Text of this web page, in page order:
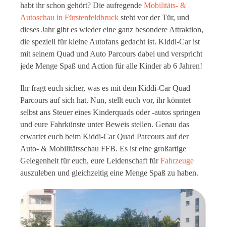
habt ihr schon gehört? Die aufregende Mobilitäts- &
Autoschau in Fürstenfeldbruck steht vor der Tür, und
dieses Jahr gibt es wieder eine ganz besondere Attraktion,
die speziell für kleine Autofans gedacht ist. Kiddi-Car ist
mit seinem Quad und Auto Parcours dabei und verspricht
jede Menge Spaß und Action für alle Kinder ab 6 Jahren!
Ihr fragt euch sicher, was es mit dem Kiddi-Car Quad
Parcours auf sich hat. Nun, stellt euch vor, ihr könntet
selbst ans Steuer eines Kinderquads oder -autos springen
und eure Fahrkünste unter Beweis stellen. Genau das
erwartet euch beim Kiddi-Car Quad Parcours auf der
Auto- & Mobilitätsschau FFB. Es ist eine großartige
Gelegenheit für euch, eure Leidenschaft fürFahrzeuge
auszuleben und gleichzeitig eine Menge Spaß zu haben.